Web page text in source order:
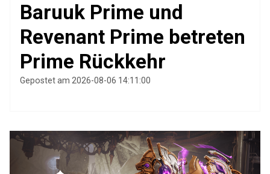
Baruuk Prime und
Revenant Prime betreten
Prime Rückkehr
Gepostet am 2026-08-06 14:11:00